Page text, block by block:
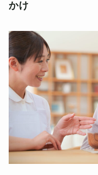
かけ